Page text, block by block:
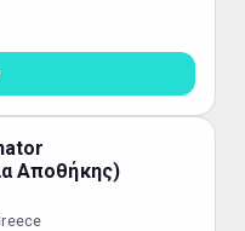
Αποθήκης)